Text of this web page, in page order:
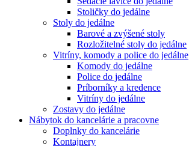
Stoličky do jedálne
Stoly do jedálne
Barové a zvýšené stoly
Rozložitelné stoly do jedálne
Vitríny, komody a police do jedálne
Komody do jedálne
Police do jedálne
Príborníky a kredence
Vitríny do jedálne
Zostavy do jedálne
Nábytok do kancelárie a pracovne
Doplnky do kancelárie
Kontajnery